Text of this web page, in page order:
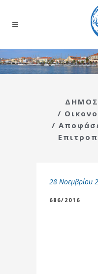
ΔΗΜΟΣ
/
/
28 Νοεμβρίου
686/2016